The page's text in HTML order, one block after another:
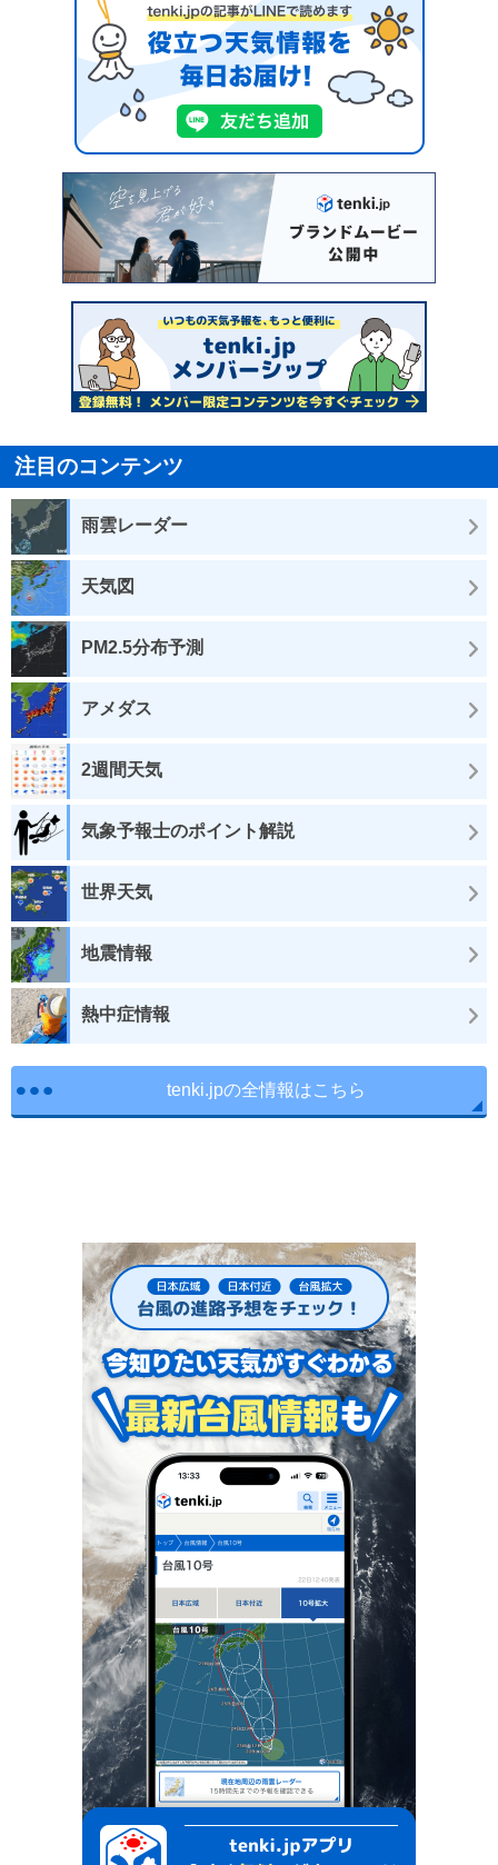
注目のコンテンツ
雨雲レーダー
天気図
PM2.5分布予測
アメダス
2週間天気
気象予報士のポイント解説
世界天気
地震情報
熱中症情報
tenki.jpの全情報はこちら